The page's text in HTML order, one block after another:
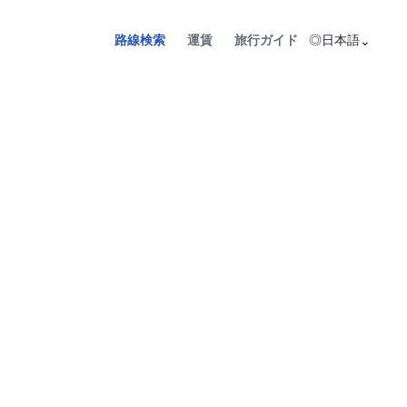
路線検索 運賃 旅行ガイド ◎日本語⌄